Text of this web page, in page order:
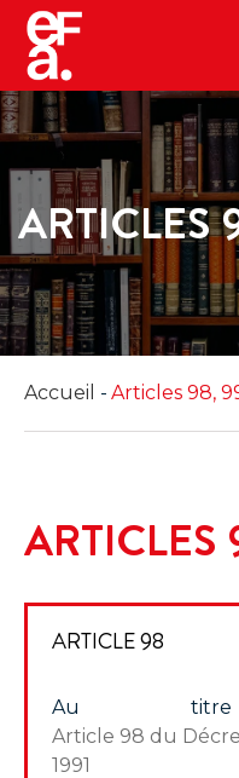
ARTICLES
Accueil Articles 98,
ARTICLE 98
Au
Article 98 du
1991